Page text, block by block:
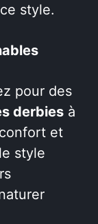
style.
pour des
derbies à
et
style